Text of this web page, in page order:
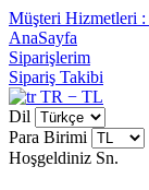
Müşteri Hizmetleri :
AnaSayfa
Siparişlerim
Sipariş Takibi
TR − TL
Dil
Para Birimi
Hoşgeldiniz Sn.